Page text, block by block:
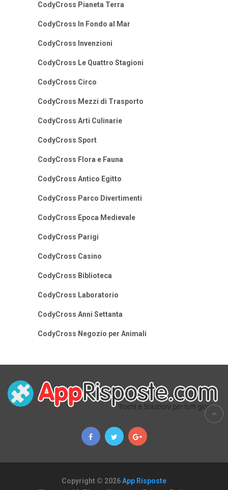
CodyCross Pianeta Terra
CodyCross In Fondo al Mar
CodyCross Invenzioni
CodyCross Le Quattro Stagioni
CodyCross Circo
CodyCross Mezzi di Trasporto
CodyCross Arti Culinarie
CodyCross Sport
CodyCross Flora e Fauna
CodyCross Antico Egitto
CodyCross Parco Divertimenti
CodyCross Epoca Medievale
CodyCross Parigi
CodyCross Casino
CodyCross Biblioteca
CodyCross Laboratorio
CodyCross Anni Settanta
CodyCross Negozio per Animali
Copyright © 2026App Risposte